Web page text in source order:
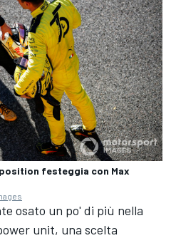
festeggia con Max
osato un po' di più nella
unit, una scelta